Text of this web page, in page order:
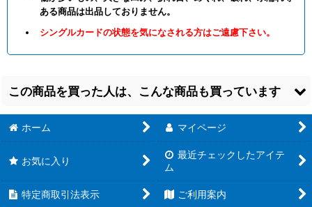
ある商品は出品しておりません。
シングルカードの状態を気になされる方はご遠慮下さい。
この商品を買った人は、こんな商品も買っています
ホーム マイページ
お気に入り
最近チェックしたアイテ
ム
特定商取引法表示 ご利用案内